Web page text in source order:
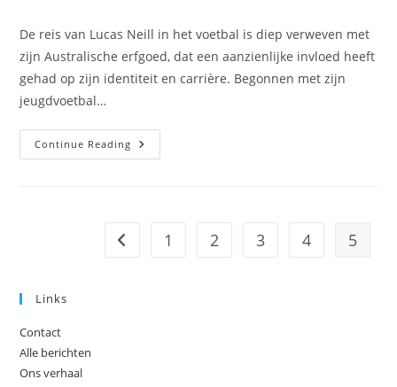
De reis van Lucas Neill in het voetbal is diep verweven met
zijn Australische erfgoed, dat een aanzienlijke invloed heeft
gehad op zijn identiteit en carrière. Begonnen met zijn
jeugdvoetbal…
Continue Reading Lucas
Neill:
Go to the previous page
1 2 3 4 5
Links
Contact
Alle berichten
Ons verhaal